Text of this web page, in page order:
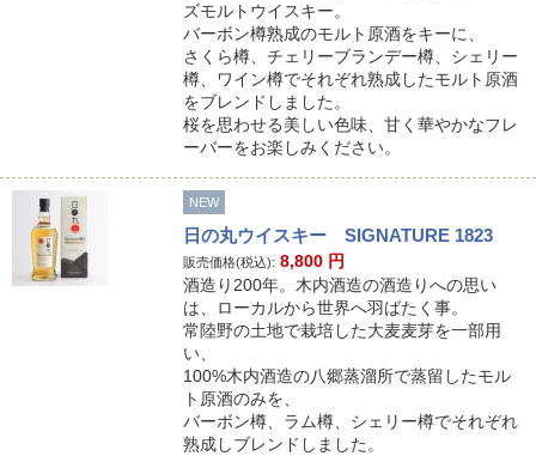
ズモルトウイスキー。
バーボン樽熟成のモルト原酒をキーに、
さくら樽、チェリーブランデー樽、シェリー
樽、ワイン樽でそれぞれ熟成したモルト原酒
をブレンドしました。
桜を思わせる美しい色味、甘く華やかなフレ
ーバーをお楽しみください。
NEW
日の丸ウイスキー SIGNATURE 1823
販売価格(税込): 8,800 円
酒造り200年。木内酒造の酒造りへの思い
は、ローカルから世界へ羽ばたく事。
常陸野の土地で栽培した大麦麦芽を一部用
い、
100%木内酒造の八郷蒸溜所で蒸留したモル
ト原酒のみを、
バーボン樽、ラム樽、シェリー樽でそれぞれ
熟成しブレンドしました。